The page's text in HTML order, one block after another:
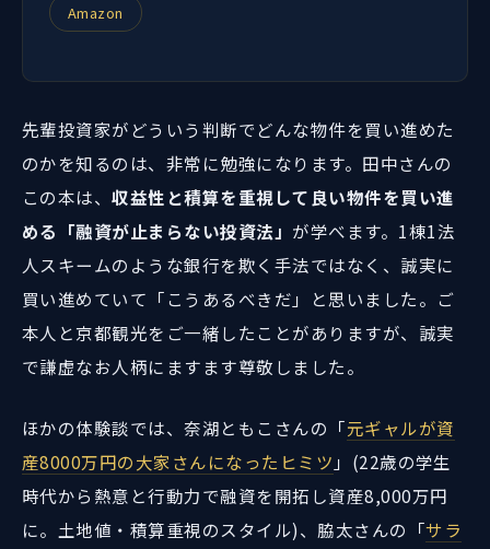
Amazon
先輩投資家がどういう判断でどんな物件を買い進めた
のかを知るのは、非常に勉強になります。田中さんの
この本は、収益性と積算を重視して良い物件を買い進
める「融資が止まらない投資法」 が学べます。1棟1法
人スキームのような銀行を欺く手法ではなく、誠実に
買い進めていて「こうあるべきだ」と思いました。ご
本人と京都観光をご一緒したことがありますが、誠実
で謙虚なお人柄にますます尊敬しました。
ほかの体験談では、奈湖ともこさんの「元ギャルが資
産8000万円の大家さんになったヒミツ 」(22歳の学生
時代から熱意と行動力で融資を開拓し資産8,000万円
に。土地値・積算重視のスタイル)、脇太さんの「サラ